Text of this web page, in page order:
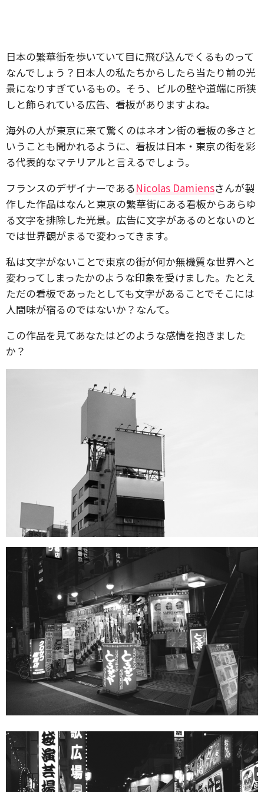
日本の繁華街を歩いていて目に飛び込んでくるものって
なんでしょう？日本人の私たちからしたら当たり前の光
景になりすぎているもの。そう、ビルの壁や道端に所狭
しと飾られている広告、看板がありますよね。
海外の人が東京に来て驚くのはネオン街の看板の多さと
いうことも聞かれるように、看板は日本・東京の街を彩
る代表的なマテリアルと言えるでしょう。
フランスのデザイナーであるNicolas Damiensさんが製
作した作品はなんと東京の繁華街にある看板からあらゆ
る文字を排除した光景。広告に文字があるのとないのと
では世界観がまるで変わってきます。
私は文字がないことで東京の街が何か無機質な世界へと
変わってしまったかのような印象を受けました。たとえ
ただの看板であったとしても文字があることでそこには
人間味が宿るのではないか？なんて。
この作品を見てあなたはどのような感情を抱きました
か？